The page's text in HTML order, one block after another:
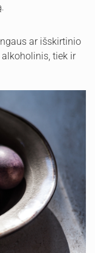
ar išskirtinio
tiek ir